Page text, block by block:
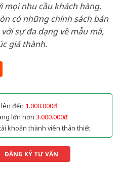
mọi nhu cầu khách hàng.
có những chính sách bán
sự đa dạng về mẫu mã,
giá thành.
đến 1.000.000đ
lớn hơn 3.000.000đ
khoản thành viên thân thiết
ĐĂNG KÝ TƯ VẤN